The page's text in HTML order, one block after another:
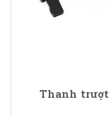
Thanh trượt